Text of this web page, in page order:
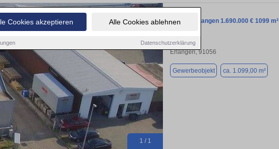
Cookies akzeptieren Alle Cookies ablehnen
Datenschutzerklärung
1 / 1
Halle in Erlangen 1.690.000 € 1099 m²
Erlangen, 91056
Gewerbeobjekt ca. 1.099,00 m²